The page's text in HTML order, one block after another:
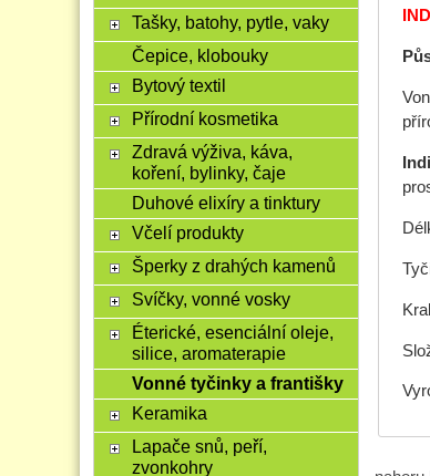
Tašky, batohy, pytle, vaky
Čepice, klobouky
Bytový textil
Přírodní kosmetika
Zdravá výživa, káva,
koření, bylinky, čaje
Duhové elixíry a tinktury
Včelí produkty
Šperky z drahých kamenů
Svíčky, vonné vosky
Éterické, esenciální oleje,
silice, aromaterapie
Vonné tyčinky a františky
Keramika
Lapače snů, peří,
zvonkohry